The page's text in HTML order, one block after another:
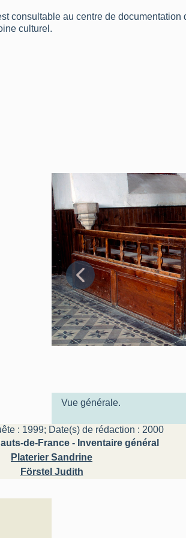
consultable au centre de documentation
culturel.
Vue générale.
: 1999; Date(s) de rédaction : 2000
de-France - Inventaire général
Platerier Sandrine
Förstel Judith